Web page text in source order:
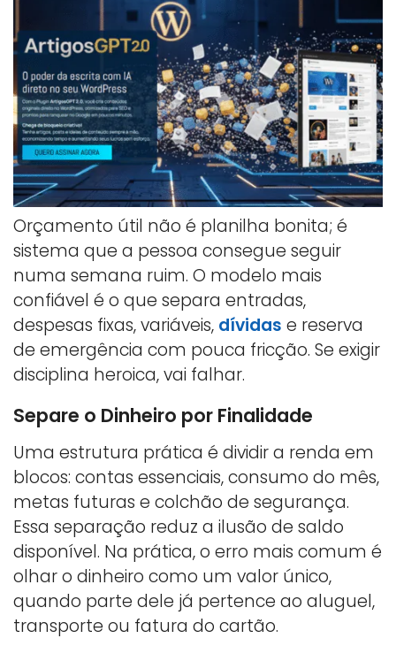
Orçamento útil não é planilha bonita; é
sistema que a pessoa consegue seguir
numa semana ruim. O modelo mais
confiável é o que separa entradas,
despesas fixas, variáveis, dívidas e reserva
de emergência com pouca fricção. Se exigir
disciplina heroica, vai falhar.
Separe o Dinheiro por Finalidade
Uma estrutura prática é dividir a renda em
blocos: contas essenciais, consumo do mês,
metas futuras e colchão de segurança.
Essa separação reduz a ilusão de saldo
disponível. Na prática, o erro mais comum é
olhar o dinheiro como um valor único,
quando parte dele já pertence ao aluguel,
transporte ou fatura do cartão.